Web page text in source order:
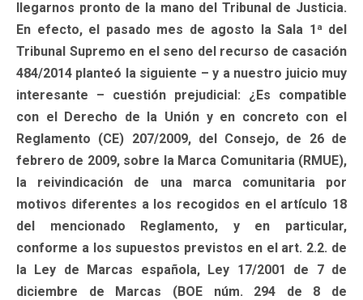
llegarnos pronto de la mano del Tribunal de Justicia.
En efecto, el pasado mes de agosto la Sala 1ª del
Tribunal Supremo en el seno del recurso de casación
484/2014 planteó la siguiente – y a nuestro juicio muy
interesante – cuestión prejudicial: ¿Es compatible
con el Derecho de la Unión y en concreto con el
Reglamento (CE) 207/2009, del Consejo, de 26 de
febrero de 2009, sobre la Marca Comunitaria (RMUE),
la reivindicación de una marca comunitaria por
motivos diferentes a los recogidos en el artículo 18
del mencionado Reglamento, y en particular,
conforme a los supuestos previstos en el art. 2.2. de
la Ley de Marcas española, Ley 17/2001 de 7 de
diciembre de Marcas (BOE núm. 294 de 8 de